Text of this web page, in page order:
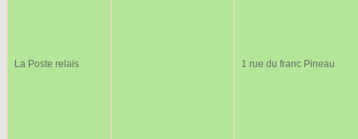
La Poste relais 1 rue du franc Pineau